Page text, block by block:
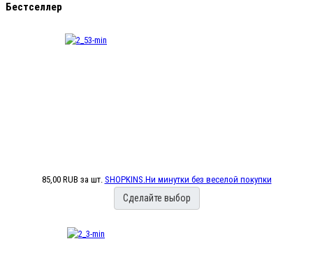
Бестселлер
85,00 RUB за шт. SHOPKINS.Ни минутки без веселой покупки
Сделайте выбор